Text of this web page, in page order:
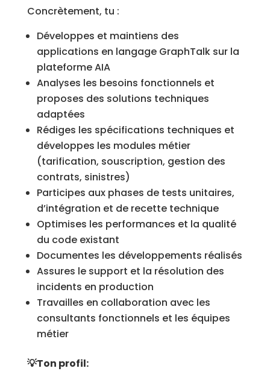
Concrètement, tu :
Développes et maintiens des
applications en langage GraphTalk sur la
plateforme AIA
Analyses les besoins fonctionnels et
proposes des solutions techniques
adaptées
Rédiges les spécifications techniques et
développes les modules métier
(tarification, souscription, gestion des
contrats, sinistres)
Participes aux phases de tests unitaires,
d’intégration et de recette technique
Optimises les performances et la qualité
du code existant
Documentes les développements réalisés
Assures le support et la résolution des
incidents en production
Travailles en collaboration avec les
consultants fonctionnels et les équipes
métier
💡Ton profil: